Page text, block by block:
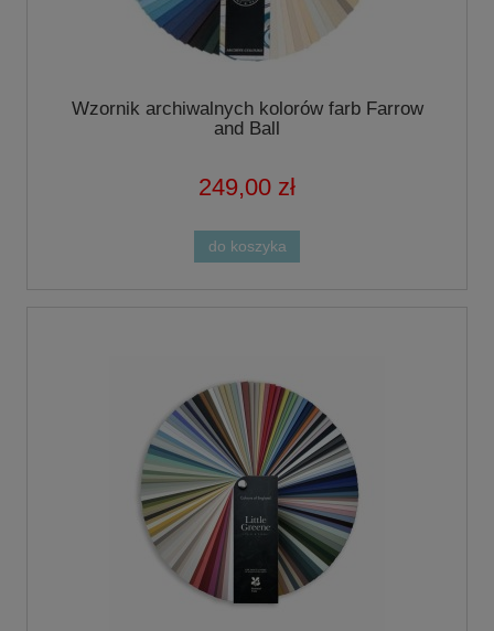
Wzornik archiwalnych kolorów farb Farrow
and Ball
249,00 zł
do koszyka